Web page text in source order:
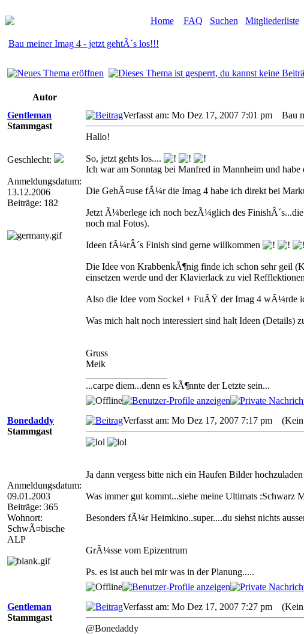
Home FAQ Suchen Mitgliederliste
Bau meiner Imag 4 - jetzt gehtÂ´s los!!!
Autor
Gentleman
Stammgast
Geschlecht:
Anmeldungsdatum:
13.12.2006
Beiträge: 182
Verfasst am: Mo Dez 17, 2007 7:01 pm Bau
Hallo!
So, jetzt gehts los....
Ich war am Sonntag bei Manfred in Mannheim und
Die GehÃ¤use fÃ¼r die Imag 4 habe ich direkt bei
Jetzt Ã¼berlege ich noch bezÃ¼glich des
noch mal Fotos).
Ideen fÃ¼rÂ´s Finish sind gerne willkommen
Die Idee von KrabbenkÃ¶nig finde ich schon sehr geil
einsetzen werde und der Klavierlack zu viel
Also die Idee vom Sockel + FuÃŸ der Imag 4 wÃ¼rde
Was mich halt noch interessiert sind halt Ideen (Details)
Gruss
Meik
...carpe diem...denn es kÃ¶nnte der Letzte sein...
Bonedaddy
Stammgast
Anmeldungsdatum:
09.01.2003
Beiträge: 365
Wohnort:
SchwÃ¤bische
ALP
Verfasst am: Mo Dez 17, 2007 7:17 pm
Ja dann vergess bitte nich ein Haufen Bilder
Was immer gut kommt...siehe meine Ultimats :Schwarz
Besonders fÃ¼r Heimkino..super....du siehst nichts
GrÃ¼sse vom Epizentrum
Ps. es ist auch bei mir was in der Planung.....
Gentleman
Stammgast
Verfasst am: Mo Dez 17, 2007 7:27 pm
@Bonedaddy